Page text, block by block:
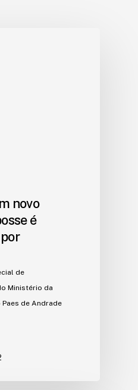
novo
é
de
Ministério da
Paes de Andrade